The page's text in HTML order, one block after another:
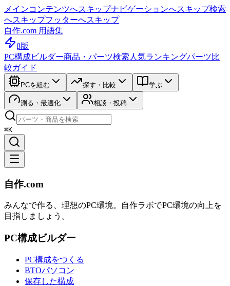
メインコンテンツへスキップナビゲーションへスキップ検索
へスキップフッターへスキップ
自作.com 用語集
β版
PC構成ビルダー商品・パーツ検索 人気ランキングパーツ比
較ガイド
PCを組む 探す・比較 学ぶ
測る・最適化 相談・投稿
⌘K
自作.com
みんなで作る、理想のPC環境。 自作ラボでPC環境の向上を
目指しましょう。
PC構成ビルダー
PC構成をつくる
BTOパソコン
保存した構成